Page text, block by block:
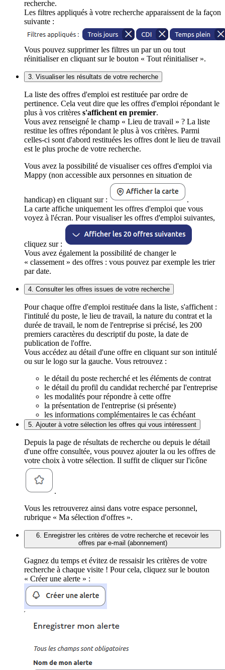
recherche.
Les filtres appliqués à votre recherche apparaissent de la façon
suivante :
Vous pouvez supprimer les filtres un par un ou tout
réinitialiser en cliquant sur le bouton « Tout réinitialiser ».
3. Visualiser les résultats de votre recherche
La liste des offres d'emploi est restituée par ordre de
pertinence. Cela veut dire que les offres d'emploi répondant le
plus à vos critères s'affichent en premier.
Vous avez renseigné le champ « Lieu de travail » ? La liste
restitue les offres répondant le plus à vos critères. Parmi
celles-ci sont d'abord restituées les offres dont le lieu de travail
est le plus proche de votre recherche.
Vous avez la possibilité de visualiser ces offres d'emploi via
Mappy (non accessible aux personnes en situation de
handicap) en cliquant sur :
.
La carte affiche uniquement les offres d'emploi que vous
voyez à l'écran. Pour visualiser les offres d'emploi suivantes,
cliquez sur :
Vous avez également la possibilité de changer le
« classement » des offres : vous pouvez par exemple les trier
par date.
4. Consulter les offres issues de votre recherche
Pour chaque offre d'emploi restituée dans la liste, s'affichent :
l'intitulé du poste, le lieu de travail, la nature du contrat et la
durée de travail, le nom de l'entreprise si précisé, les 200
premiers caractères du descriptif du poste, la date de
publication de l'offre.
Vous accédez au détail d'une offre en cliquant sur son intitulé
ou sur le logo sur la gauche. Vous retrouvez :
le détail du poste recherché et les éléments de contrat
le détail du profil du candidat recherché par l'entreprise
les modalités pour répondre à cette offre
la présentation de l'entreprise (si présente)
les informations complémentaires le cas échéant
5. Ajouter à votre sélection les offres qui vous intéressent
Depuis la page de résultats de recherche ou depuis le détail
d'une offre consultée, vous pouvez ajouter la ou les offres de
votre choix à votre sélection. Il suffit de cliquer sur l'icône
.
Vous les retrouverez ainsi dans votre espace personnel,
rubrique « Ma sélection d'offres ».
6. Enregistrer les critères de votre recherche et recevoir les
offres par e-mail (abonnement)
Gagnez du temps et évitez de ressaisir les critères de votre
recherche à chaque visite ! Pour cela, cliquez sur le bouton
« Créer une alerte » :